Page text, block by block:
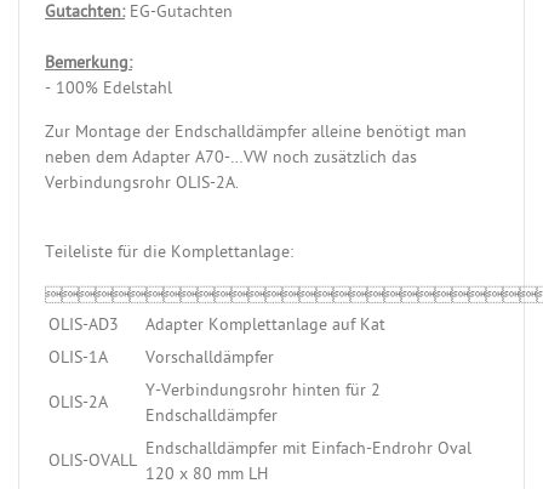
Gutachten:EG-Gutachten
Bemerkung:
- 100% Edelstahl
Zur Montage der Endschalldämpfer alleine benötigt man
neben dem Adapter A70-…VW noch zusätzlich das
Verbindungsrohr OLIS-2A.
Teileliste für die Komplettanlage:
OLIS-AD3
Adapter Komplettanlage auf Kat
OLIS-1A
Vorschalldämpfer
OLIS-2A
Y-Verbindungsrohr hinten für 2
Endschalldämpfer
OLIS-OVALL
Endschalldämpfer mit Einfach-Endrohr Oval
120 x 80 mm LH